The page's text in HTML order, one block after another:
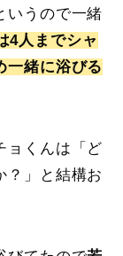
いうので一緒
人までシャ
一緒に浴びる
ョくんは「ど
？」と結構お